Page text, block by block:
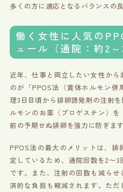
多くの方に適応となるバランスの
働く女性に人気の
ュール（通院：約2～
近年、仕事と両立したい女性から
のが「PPOS法（黄体ホルモン併
理3日目頃から排卵誘発剤の注射
ルモンのお薬（プロゲスチン）
前の予期せぬ排卵を強力に防ぎます
PPOS法の最大のメリットは、排
定しているため、通院回数を2〜
です。また、注射の回数も減ら
済的な負担も軽減されます。た